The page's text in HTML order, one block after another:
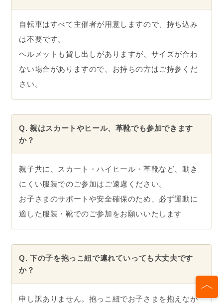
自転車はすべて主催者が用意しますので、持ち込み
は不要です。
ヘルメットも貸し出しがありますが、サイズが合わ
ない場合がありますので、お持ちの方はご持参くだ
さい。
Q. 親はスカートやヒール、革靴でも参加できます
か？
親子共に、スカート・ハイヒール・革靴など、動き
にくい服装でのご参加はご遠慮ください。
お子さまのサポートや安全確保のため、必ず運動に
適した服装・靴でのご参加をお願いいたします
Q. 下の子を抱っこ紐で連れていっても大丈夫です
か？
申し訳ありません。抱っこ紐でお子さまを抱えなが